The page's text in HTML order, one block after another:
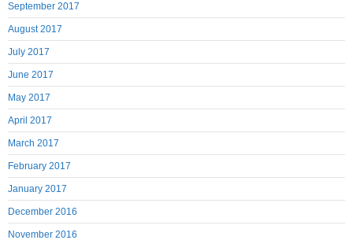
September 2017
August 2017
July 2017
June 2017
May 2017
April 2017
March 2017
February 2017
January 2017
December 2016
November 2016